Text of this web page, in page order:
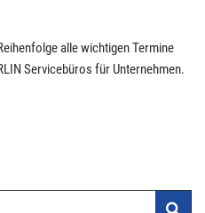
alle wichtigen Termine
Servicebüros für Unternehmen.